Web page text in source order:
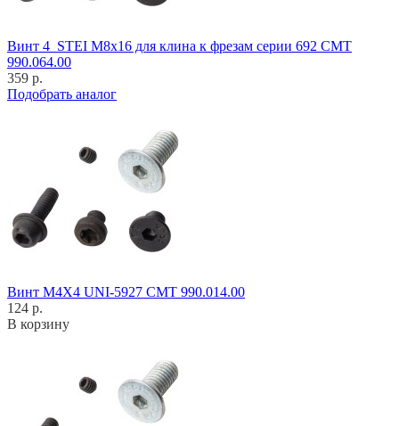
Винт 4_STEI M8x16 для клина к фрезам серии 692 CMT
990.064.00
359 р.
Подобрать аналог
Винт M4X4 UNI-5927 CMT 990.014.00
124 р.
В корзину